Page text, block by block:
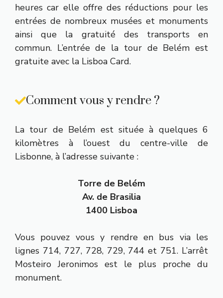
heures car elle offre des réductions pour les
entrées de nombreux musées et monuments
ainsi que la gratuité des transports en
commun. L’entrée de la tour de Belém est
gratuite avec la Lisboa Card.
Comment vous y rendre ?
La tour de Belém est située à quelques 6
kilomètres à l’ouest du centre-ville de
Lisbonne, à l’adresse suivante :
Torre de Belém
Av. de Brasilia
1400 Lisboa
Vous pouvez vous y rendre en bus via les
lignes 714, 727, 728, 729, 744 et 751. L’arrêt
Mosteiro Jeronimos est le plus proche du
monument.